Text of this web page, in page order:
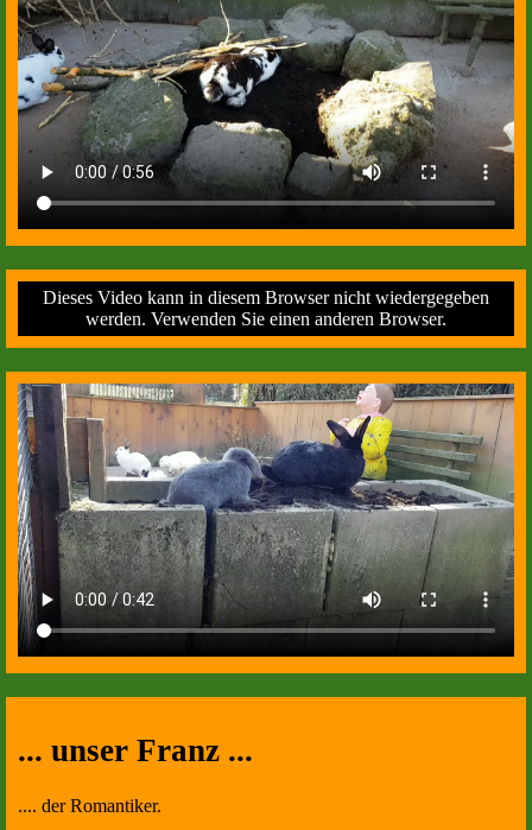
Dieses Video kann in diesem Browser nicht wiedergegeben
werden. Verwenden Sie einen anderen Browser.
... unser Franz ...
.... der Romantiker.